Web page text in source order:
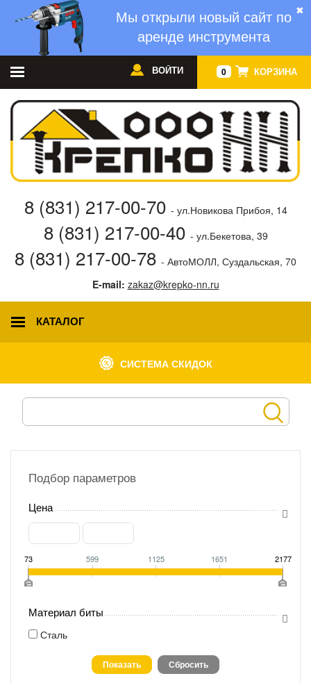
✖
Мы открыли новый сайт по
аренде инструмента
0 КОРЗИНА
ВОЙТИ
8 (831) 217-00-70 - ул.Новикова Прибоя, 14
8 (831) 217-00-40 - ул.Бекетова, 39
8 (831) 217-00-78 - АвтоМОЛЛ, Суздальская, 70
E-mail: zakaz@krepko-nn.ru
КАТАЛОГ
СИСТЕМА СКИДОК
Подбор параметров
Цена
73 599 1125 1651 2177
Материал биты
Сталь